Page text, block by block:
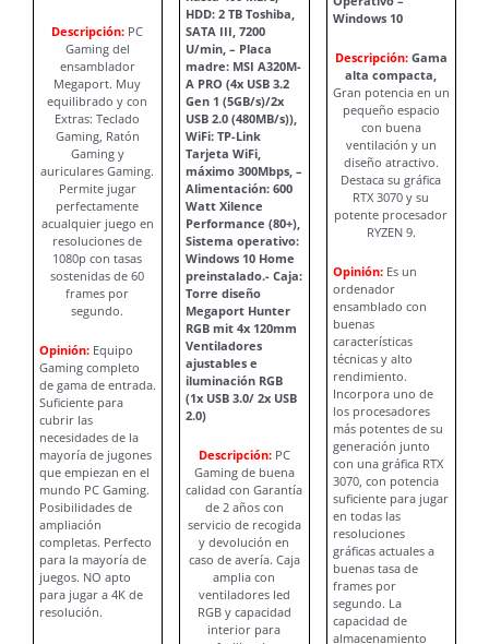
Descripción: PC
Gaming del
ensamblador
Megaport. Muy
equilibrado y con
Extras: Teclado
Gaming, Ratón
Gaming y
auriculares Gaming.
Permite jugar
perfectamente
acualquier juego en
resoluciones de
1080p con tasas
sostenidas de 60
frames por
segundo.
Opinión:Equipo
Gaming completo
de gama de entrada.
Suficiente para
cubrir las
necesidades de la
mayoría de jugones
que empiezan en el
mundo PC Gaming.
Posibilidades de
ampliación
completas. Perfecto
para la mayoría de
juegos. NO apto
para jugar a 4K de
resolución.
HDD: 2 TB Toshiba,
SATA III, 7200
U/min, – Placa
madre: MSI A320M-
A PRO (4x USB 3.2
Gen 1 (5GB/s)/2x
USB 2.0 (480MB/s)),
WiFi: TP-Link
Tarjeta WiFi,
máximo 300Mbps, –
Alimentación: 600
Watt Xilence
Performance (80+),
Sistema operativo:
Windows 10 Home
preinstalado.- Caja:
Torre diseño
Megaport Hunter
RGB mit 4x 120mm
Ventiladores
ajustables e
iluminación RGB
(1x USB 3.0/ 2x USB
2.0)
Descripción:PC
Gaming de buena
calidad con Garantía
de 2 años con
servicio de recogida
y devolución en
caso de avería. Caja
amplia con
ventiladores led
RGB y capacidad
interior para
Windows 10
Descripción: Gama
alta compacta,
Gran potencia en un
pequeño espacio
con buena
ventilación y un
diseño atractivo.
Destaca su gráfica
RTX 3070 y su
potente procesador
RYZEN 9.
Opinión:Es un
ordenador
ensamblado con
buenas
características
técnicas y alto
rendimiento.
Incorpora uno de
los procesadores
más potentes de su
generación junto
con una gráfica RTX
3070, con potencia
suficiente para jugar
en todas las
resoluciones
gráficas actuales a
buenas tasa de
frames por
segundo. La
capacidad de
almacenamiento